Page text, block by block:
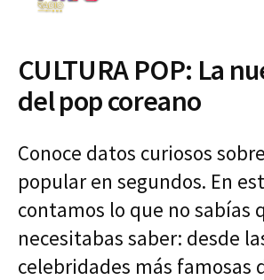
CULTURA POP: La
del pop coreano
Conoce datos curiosos
popular en segundos. En
contamos lo que no sabías
necesitabas saber: desde
celebridades más famosas